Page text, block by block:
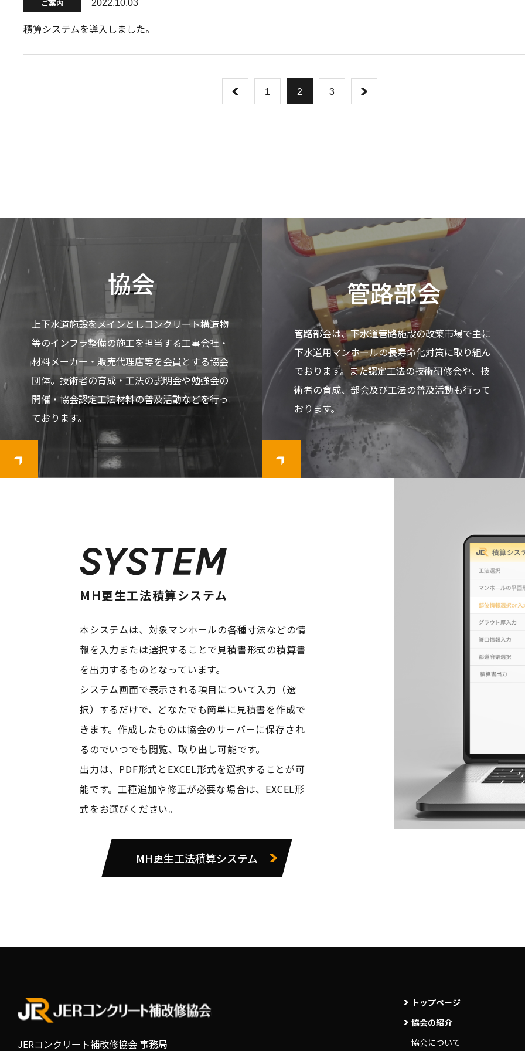
ご案内 2022.10.03
積算システムを導入しました。
1 2 3
協会
上下水道施設をメインとしコンクリート構造物
等のインフラ整備の施工を担当する工事会社・
材料メーカー・販売代理店等を会員とする協会
団体。技術者の育成・工法の説明会や勉強会の
開催・協会認定工法材料の普及活動などを行っ
ております。
管路部会
管路部会は、下水道管路施設の改築市場で主に
下水道用マンホールの長寿命化対策に取り組ん
でおります。また認定工法の技術研修会や、技
術者の育成、部会及び工法の普及活動も行って
おります。
MH更生工法積算システム
本システムは、対象マンホールの各種寸法などの情
報を入力または選択することで見積書形式の積算書
を出力するものとなっています。
システム画面で表示される項目について入力（選
択）するだけで、どなたでも簡単に見積書を作成で
きます。作成したものは協会のサーバーに保存され
るのでいつでも閲覧、取り出し可能です。
出力は、PDF形式とEXCEL形式を選択することが可
能です。工種追加や修正が必要な場合は、EXCEL形
式をお選びください。
MH更生工法積算システム
JERコンクリート補改修協会 事務局
トップページ
協会の紹介
協会について